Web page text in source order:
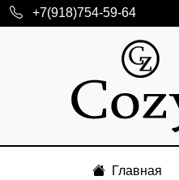
+7(918)754-59-64
Главная